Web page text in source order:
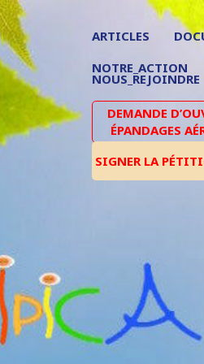
ARTICLES
NOTRE_ACTION
NOUS_REJOINDRE
DEMANDE
ÉPANDAGES
SIGNER LA